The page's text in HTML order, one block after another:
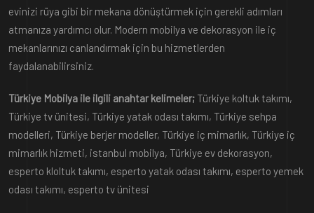
evinizi rüya gibi bir mekana dönüştürmek için gerekli adımları
atmanıza yardımcı olur. Modern mobilya ve dekorasyon ile iç
mekanlarınızı canlandırmak için bu hizmetlerden
faydalanabilirsiniz.
Türkiye Mobilya ile ilgili anahtar kelimeler; Türkiye koltuk takımı,
Türkiye tv ünitesi, Türkiye yatak odası takımı, Türkiye sehpa
modelleri, Türkiye berjer modeller, Türkiye iç mimarlık, Türkiye iç
mimarlık hizmeti, istanbul mobilya, Türkiye ev dekorasyon,
esperto kloltuk takımı, esperto yatak odası takımı, esperto yemek
odası takımı, esperto tv ünitesi